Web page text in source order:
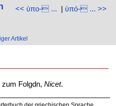
<< ὑπο- ... | ὑπό- ... >>
Artikel
zum Folgdn, Nicet.
der griechischen Sprache.